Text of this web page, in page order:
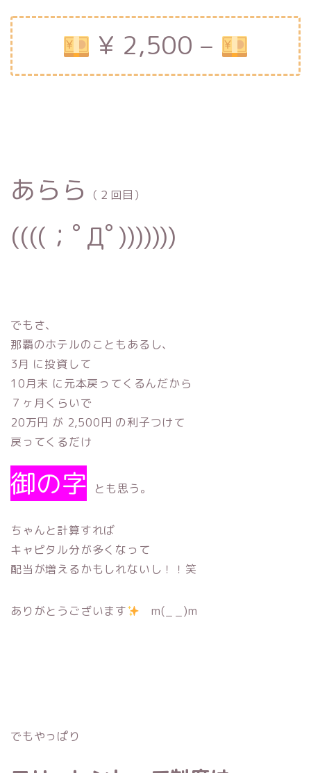
¥ 2,500 –
あらら （２回目）
((((；ﾟДﾟ)))))))
でもさ、
那覇のホテルのこともあるし、
3月 に投資して
10月末 に元本戻ってくるんだから
７ヶ月くらいで
20万円 が 2,500円 の利子つけて
戻ってくるだけ
御の字 とも思う。
ちゃんと計算すれば
キャピタル分が多くなって
配当が増えるかもしれないし！！笑
ありがとうございます m(_ _)m
でもやっぱり